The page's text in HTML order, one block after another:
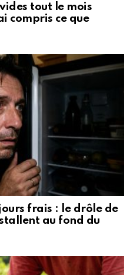
tout le mois
compris ce que
frais : le drôle de
au fond du